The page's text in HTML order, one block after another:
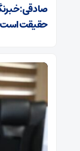
صادقی:
حقیقت است